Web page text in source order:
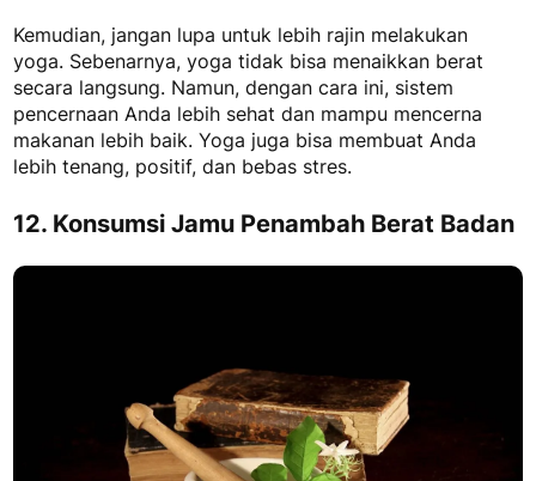
Kemudian, jangan lupa untuk lebih rajin melakukan
yoga. Sebenarnya, yoga tidak bisa menaikkan berat
secara langsung. Namun, dengan cara ini, sistem
pencernaan Anda lebih sehat dan mampu mencerna
makanan lebih baik. Yoga juga bisa membuat Anda
lebih tenang, positif, dan bebas stres.
12. Konsumsi Jamu Penambah Berat Badan